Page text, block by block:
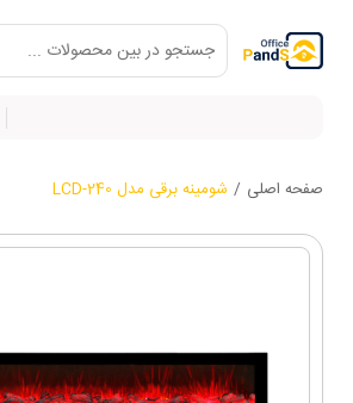
صفحه اصلی / شومینه برقی مدل LCD-240